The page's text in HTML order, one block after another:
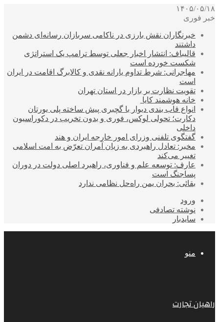
۱۴۰۵/۰۵/۱۸
خبر فوری
خبرنگاران نقش بارزی در ناکامی سربازان رسانه‌ای دشمن
داشتند
قالیباف: انتشار اخبار جعلی توسط ترامپ یک استراتژی
شکست خورده است
مهاجرانی: شرط تداوم یارانه نقدی و کالابرگ اقامت در ایران
است
تقویت نظارت بر بازار در استان تهران
خانه هوشمند کایا
انواع قاب بندی دیوار با گچبری پیش ساخته پلی یورتان
دکارت؛ تحولی لوکس، فوری و بدون تخریب در دکوراسیون
داخلی
گفتگوی تلفنی وزرای امور خارجه ایران و هند
مخبر: تعادل راهبردی به زیان آمران تعرّض به امت اسلامی
تغییر می‌کند
عارف: توسعه علم و فناوری، راهبرد اصلی دولت در دوران
پساجنگ است
بقائی: بحران یمن راه‌حل نظامی ندارد
ورود
نوشته تصادفی
سایدبار
منو
راهیان تجارت